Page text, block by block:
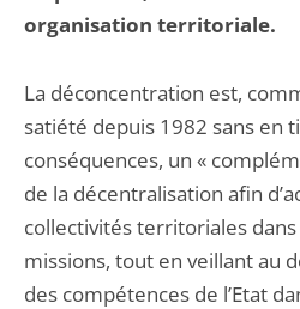
organisation territoriale.
La déconcentration est,
satiété depuis 1982 sans en
conséquences, un «
de la décentralisation afin
collectivités territoriales dans
missions, tout en veillant au
des compétences de l’Etat